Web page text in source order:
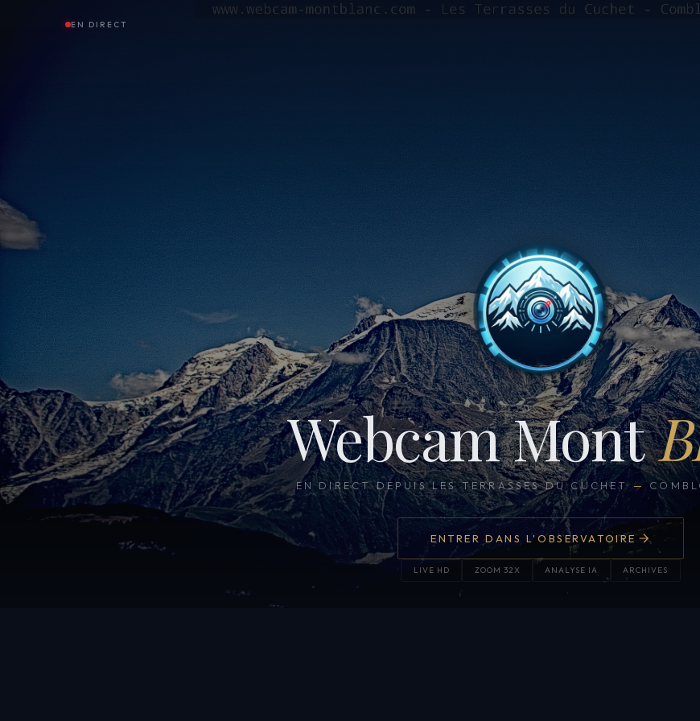
EN DIRECT
Webcam Mont
EN DIRECT DEPUIS LES TERRASSES DU CUCHET —
ENTRER DANS L'OBSERVATOIRE
LIVE HD ZOOM 32X ANALYSE IA ARCHIVES